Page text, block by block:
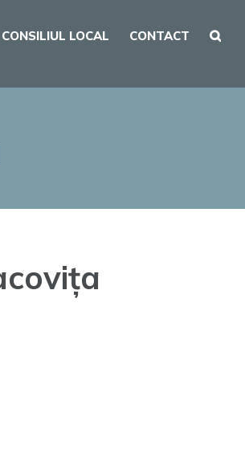
CONSILIUL LOCAL CONTACT